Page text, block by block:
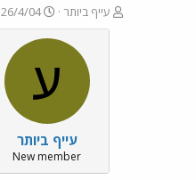
פ
ו
עייף ביותר
פ
ו
ר
ם
ב
א
ר
י
ך
26/4/04
ע
עייף ביותר
New member